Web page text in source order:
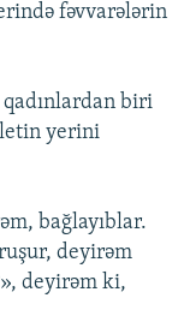
fəvvarələrin
biri
yerini
bağlayıblar.
deyirəm
deyirəm ki,